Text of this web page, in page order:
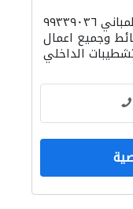
الدهان
شركة السلماني للتجاره العامه للمباني ٩٩٣٣٩٠٣٦
وجميع اعمال